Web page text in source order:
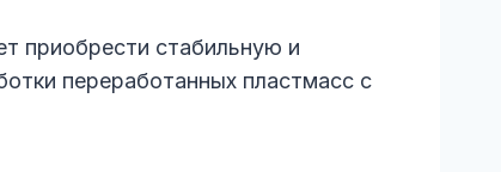
приобрести стабильную и
переработанных пластмасс с